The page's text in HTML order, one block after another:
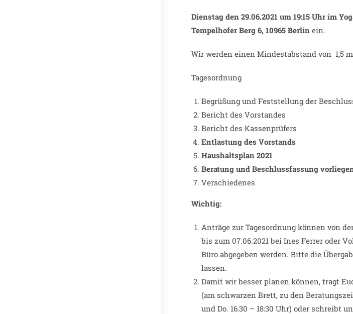
Dienstag den 29.06.2021 um 19:15 Uhr im
Tempelhofer Berg 6, 10965 Berlin ein.
Wir werden einen Mindestabstand von 1,5
Tagesordnung
Begrüßung und Feststellung der
Bericht des Vorstandes
Bericht des Kassenprüfers
Entlastung des Vorstands
Haushaltsplan 2021
Beratung und Beschlussfassung
Verschiedenes
Wichtig:
Anträge zur Tagesordnung können von
bis zum 07.06.2021 bei Ines Ferrer oder
Büro abgegeben werden. Bitte die
lassen.
Damit wir besser planen können, tragt
(am schwarzen Brett, zu den
und Do. 16:30 – 18:30 Uhr) oder schreibt